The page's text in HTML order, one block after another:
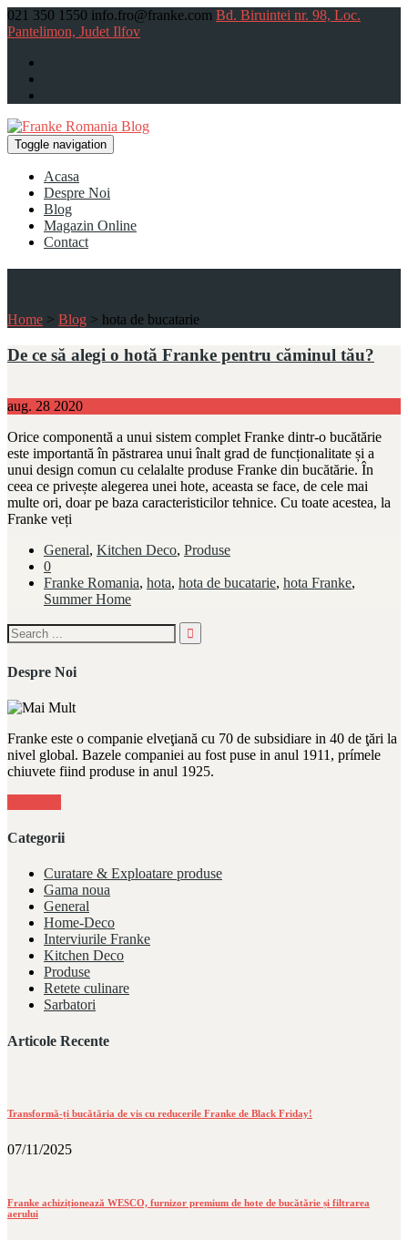
021 350 1550 info.fro@franke.com Bd. Biruintei nr. 98, Loc.
Pantelimon, Judet Ilfov
Toggle navigation
Acasa
Despre Noi
Blog
Magazin Online
Contact
Home > Blog > hota de bucatarie
De ce să alegi o hotă Franke pentru căminul tău?
aug. 28 2020
Orice componentă a unui sistem complet Franke dintr-o bucătărie
este importantă în păstrarea unui înalt grad de funcționalitate și a
unui design comun cu celalalte produse Franke din bucătărie. În
ceea ce privește alegerea unei hote, aceasta se face, de cele mai
multe ori, doar pe baza caracteristicilor tehnice. Cu toate acestea, la
Franke veți
General, Kitchen Deco, Produse
0
Franke Romania, hota, hota de bucatarie, hota Franke,
Summer Home
Despre Noi
Franke este o companie elveţiană cu 70 de subsidiare in 40 de ţări la
nivel global. Bazele companiei au fost puse in anul 1911, prímele
chiuvete fiind produse in anul 1925.
Categorii
Curatare & Exploatare produse
Gama noua
General
Home-Deco
Interviurile Franke
Kitchen Deco
Produse
Retete culinare
Sarbatori
Articole Recente
Transformă-ți bucătăria de vis cu reducerile Franke de Black Friday!
07/11/2025
Franke achiziționează WESCO, furnizor premium de hote de bucătărie și filtrarea
aerului